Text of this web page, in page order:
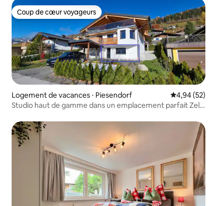
Coup de cœur voyageurs
Coup de cœur voyageurs
Logement de vacances ⋅ Piesendorf Évaluation
4,94 (52)
Studio haut de gamme dans un emplacement parfait Zell